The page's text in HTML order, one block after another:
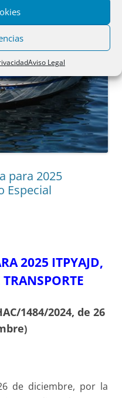
Aviso Legal
para 2025
Especial
2025 ITPYAJD,
1484/2024, de 26
)
de diciembre, por la